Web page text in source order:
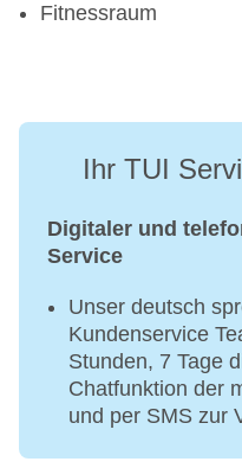
Fitnessraum
Ihr TUI
Digitaler und
Service
Unser deutsch
Kundenservice
Stunden, 7 Tage
Chatfunktion der
und per SMS zur